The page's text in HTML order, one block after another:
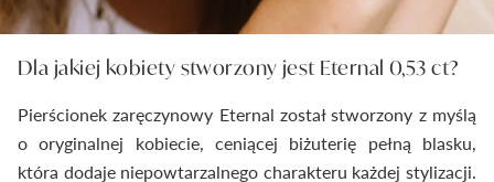
Dla jakiej kobiety stworzony jest Eternal 0,53 ct?
Pierścionek zaręczynowy Eternal został stworzony z myślą
o oryginalnej kobiecie, ceniącej biżuterię pełną blasku,
która dodaje niepowtarzalnego charakteru każdej stylizacji.